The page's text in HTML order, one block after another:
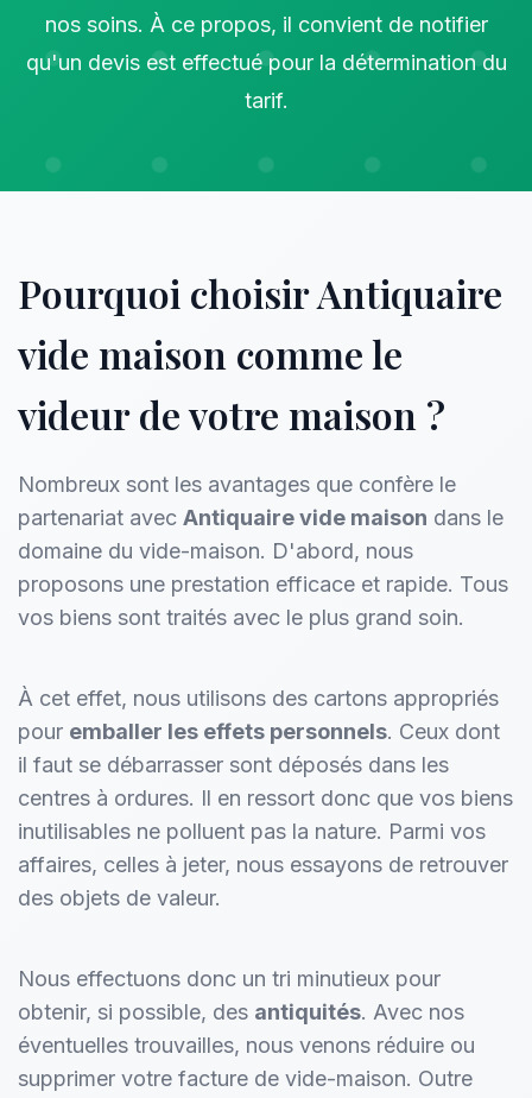
nos soins. À ce propos, il convient de notifier
qu'un devis est effectué pour la détermination du
tarif.
Pourquoi choisir Antiquaire
vide maison comme le
videur de votre maison ?
Nombreux sont les avantages que confère le
partenariat avec Antiquaire vide maison dans le
domaine du vide-maison. D'abord, nous
proposons une prestation efficace et rapide. Tous
vos biens sont traités avec le plus grand soin.
À cet effet, nous utilisons des cartons appropriés
pour emballer les effets personnels. Ceux dont
il faut se débarrasser sont déposés dans les
centres à ordures. Il en ressort donc que vos biens
inutilisables ne polluent pas la nature. Parmi vos
affaires, celles à jeter, nous essayons de retrouver
des objets de valeur.
Nous effectuons donc un tri minutieux pour
obtenir, si possible, des antiquités. Avec nos
éventuelles trouvailles, nous venons réduire ou
supprimer votre facture de vide-maison. Outre